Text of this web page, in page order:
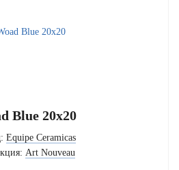
Blue 20x20
Equipe Ceramicas
Art Nouveau